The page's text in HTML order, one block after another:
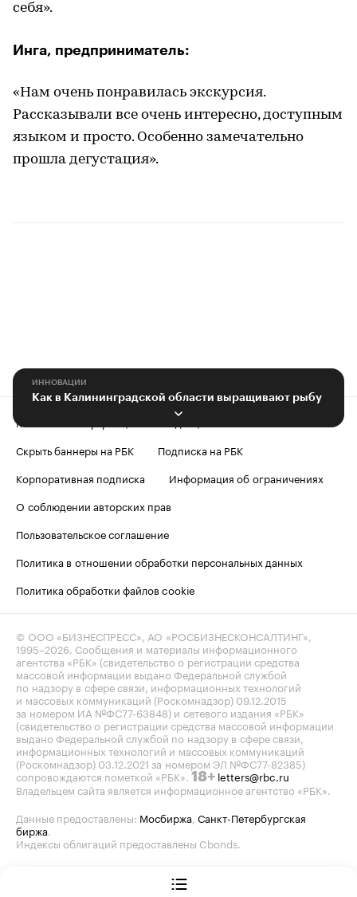
себя».
Инга, предприниматель:
«Нам очень понравилась экскурсия.
Рассказывали все очень интересно, доступным
языком и просто. Особенно замечательно
прошла дегустация».
ИННОВАЦИИ
Как в Калининградской области выращивают рыбу
Контактная информация
Скрыть баннеры на РБК
Подписка на РБК
Корпоративная подписка
Информация об ограничениях
О соблюдении авторских прав
Пользовательское соглашение
Политика в отношении обработки персональных данных
Политика обработки файлов cookie
© ООО «БИЗНЕСПРЕСС», АО «РОСБИЗНЕСКОНСАЛТИНГ»,
1995–2026. Сообщения и материалы информационного
агентства «РБК» (свидетельство о регистрации средства
массовой информации выдано Федеральной службой
по надзору в сфере связи, информационных технологий
и массовых коммуникаций (Роскомнадзор) 09.12.2015
за номером ИА №ФС77-63848) и сетевого издания «РБК»
(свидетельство о регистрации средства массовой информации
выдано Федеральной службой по надзору в сфере связи,
информационных технологий и массовых коммуникаций
(Роскомнадзор) 03.12.2021 за номером ЭЛ №ФС77-82385)
сопровождаются пометкой «РБК». 18+ letters@rbc.ru
Владельцем сайта является информационное агентство «РБК».
Данные предоставлены: Мосбиржа, Санкт-Петербургская
биржа.
Индексы облигаций предоставлены Cbonds.